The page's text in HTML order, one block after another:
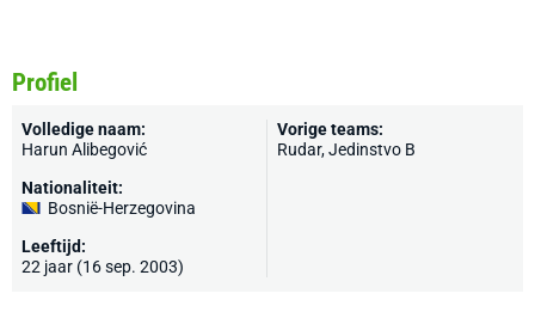
Profiel
Volledige naam:
Harun Alibegović
Nationaliteit:
Bosnië-Herzegovina
Leeftijd:
22 jaar (16 sep. 2003)
Vorige teams:
Rudar, Jedinstvo B